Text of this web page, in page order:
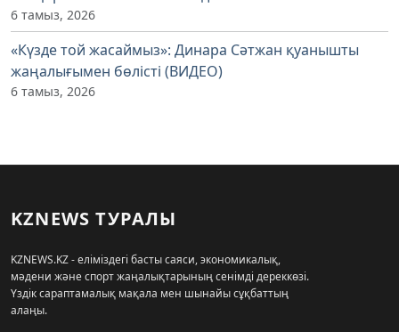
6 тамыз, 2026
«Күзде той жасаймыз»: Динара Сәтжан қуанышты
жаңалығымен бөлісті (ВИДЕО)
6 тамыз, 2026
KZNEWS ТУРАЛЫ
KZNEWS.KZ - еліміздегі басты саяси, экономикалық,
мәдени және спорт жаңалықтарының сенімді дереккөзі.
Үздік сараптамалық мақала мен шынайы сұқбаттың
алаңы.